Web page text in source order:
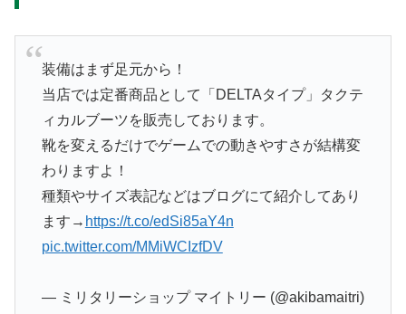
装備はまず足元から！
当店では定番商品として「DELTAタイプ」タクテ
ィカルブーツを販売しております。
靴を変えるだけでゲームでの動きやすさが結構変
わりますよ！
種類やサイズ表記などはブログにて紹介してあり
ます→ https://t.co/edSi85aY4n
pic.twitter.com/MMiWCIzfDV
— ミリタリーショップ マイトリー (@akibamaitri)